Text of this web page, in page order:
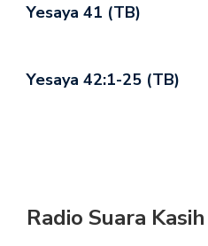
Yesaya 41 (TB)
Yesaya 42:1-25 (TB)
Radio Suara Kasih